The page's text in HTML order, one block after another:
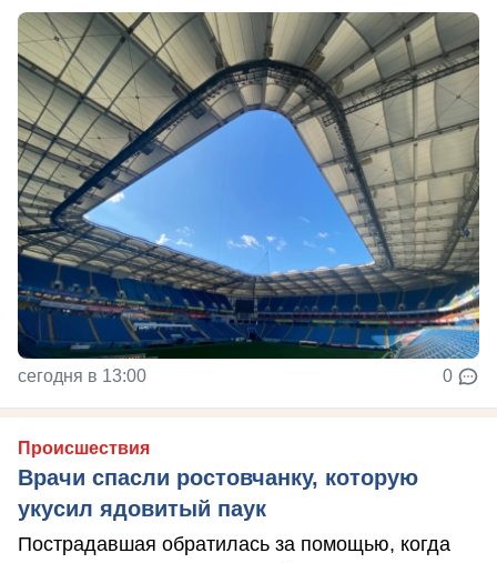
сегодня в 13:00 0
Происшествия
Врачи спасли ростовчанку, которую
укусил ядовитый паук
Пострадавшая обратилась за помощью, когда